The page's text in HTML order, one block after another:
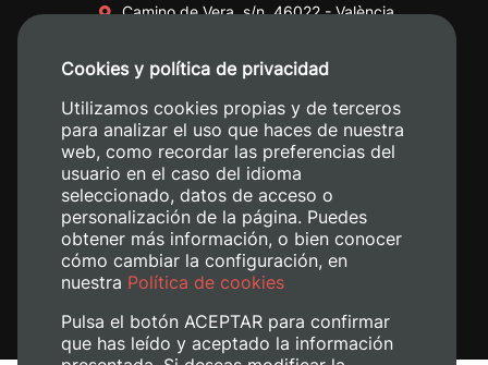
Camino de Vera, s/n. 46022 - València
+34 620 04 00 50
Cookies y política de privacidad
Utilizamos cookies propias y de terceros
para analizar el uso que haces de nuestra
web, como recordar las preferencias del
usuario en el caso del idioma
seleccionado, datos de acceso o
personalización de la página. Puedes
obtener más información, o bien conocer
cómo cambiar la configuración, en
nuestra Política de cookies
Pulsa el botón ACEPTAR para confirmar
que has leído y aceptado la información